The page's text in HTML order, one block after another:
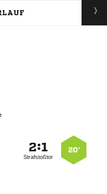
20’
:
Strafstoßtor